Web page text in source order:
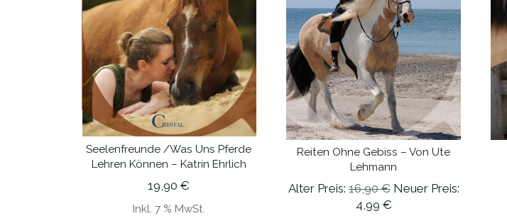
IN DEN WARENKORB
Seelenfreunde /Was Uns Pferde
Lehren Können – Katrin Ehrlich
19,90 €
Inkl. 7 % MwSt.
IN DEN WARENKORB
Reiten Ohne Gebiss – Von Ute
Lehmann
Alter Preis: 16,90€ Ursprünglicher
Neuer Preis:
4,99 €Aktueller